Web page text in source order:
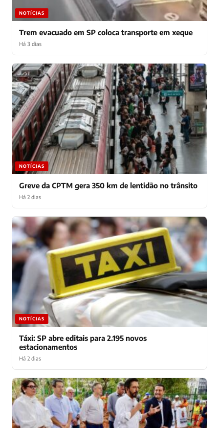
NOTÍCIAS
Trem evacuado em SP coloca transporte em xeque
Há 3 dias
NOTÍCIAS
Greve da CPTM gera 350 km de lentidão no trânsito
Há 2 dias
NOTÍCIAS
Táxi: SP abre editais para 2.195 novos
estacionamentos
Há 2 dias